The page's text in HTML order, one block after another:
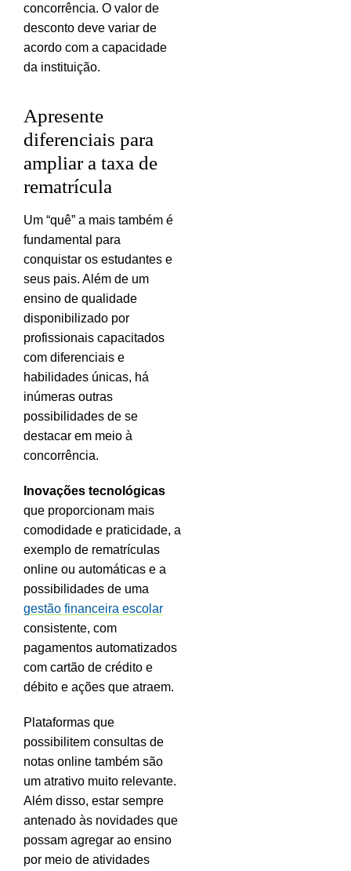
concorrência. O valor de
desconto deve variar de
acordo com a capacidade
da instituição.
Apresente
diferenciais para
ampliar a taxa de
rematrícula
Um “quê” a mais também é
fundamental para
conquistar os estudantes e
seus pais. Além de um
ensino de qualidade
disponibilizado por
profissionais capacitados
com diferenciais e
habilidades únicas, há
inúmeras outras
possibilidades de se
destacar em meio à
concorrência.
Inovações tecnológicas
que proporcionam mais
comodidade e praticidade, a
exemplo de rematrículas
online ou automáticas e a
possibilidades de uma
gestão financeira escolar
consistente, com
pagamentos automatizados
com cartão de crédito e
débito e ações que atraem.
Plataformas que
possibilitem consultas de
notas online também são
um atrativo muito relevante.
Além disso, estar sempre
antenado às novidades que
possam agregar ao ensino
por meio de atividades